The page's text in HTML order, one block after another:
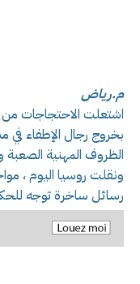
م.رياض
اشتعلت الاحتجاجات
بخروج رجال الإطفاء
الظروف المهنية الصعبة
ونقلت روسيا اليوم ،
رسائل ساخرة توجه